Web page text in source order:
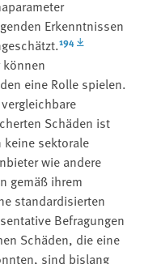
Erkenntnissen
194
eine Rolle spielen.
Schäden ist
sektorale
wie andere
gemäß ihrem
standardisierten
Befragungen
Schäden, die eine
sind bislang